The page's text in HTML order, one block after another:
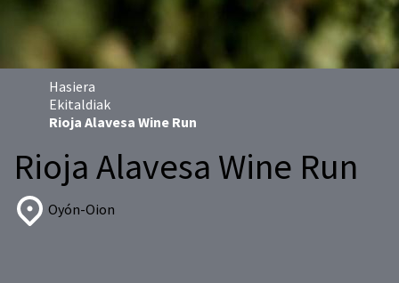
Hasiera
Ekitaldiak
Rioja Alavesa Wine Run
Rioja Alavesa Wine Run
Oyón-Oion